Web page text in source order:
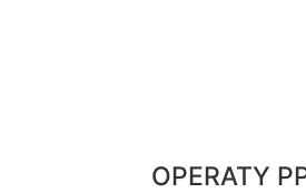
OPERATY